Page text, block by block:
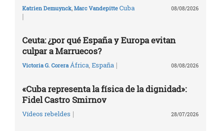
Katrien Demuynck, Marc Vandepitte Cuba
|
08/08/2026
Ceuta: ¿por qué España y Europa evitan
culpar a Marruecos?
Victoria G. Corera África, España | 08/08/2026
«Cuba representa la física de la dignidad»:
Fidel Castro Smirnov
Vídeos rebeldes | 28/07/2026